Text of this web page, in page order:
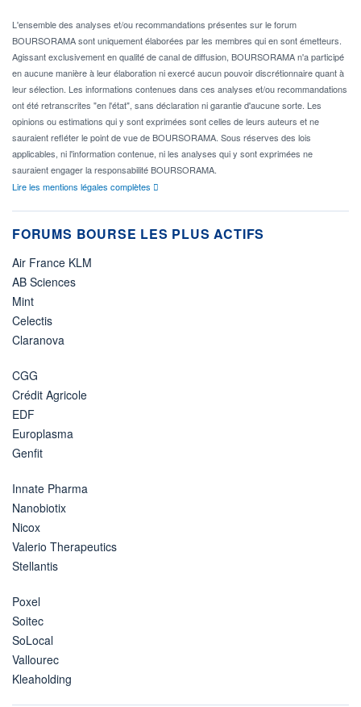
L'ensemble des analyses et/ou recommandations présentes sur le forum
BOURSORAMA sont uniquement élaborées par les membres qui en sont émetteurs.
Agissant exclusivement en qualité de canal de diffusion, BOURSORAMA n'a participé
en aucune manière à leur élaboration ni exercé aucun pouvoir discrétionnaire quant à
leur sélection. Les informations contenues dans ces analyses et/ou recommandations
ont été retranscrites "en l'état", sans déclaration ni garantie d'aucune sorte. Les
opinions ou estimations qui y sont exprimées sont celles de leurs auteurs et ne
sauraient refléter le point de vue de BOURSORAMA. Sous réserves des lois
applicables, ni l'information contenue, ni les analyses qui y sont exprimées ne
sauraient engager la responsabilité BOURSORAMA.
Lire les mentions légales complètes
FORUMS BOURSE LES PLUS ACTIFS
Air France KLM
AB Sciences
Mint
Celectis
Claranova
CGG
Crédit Agricole
EDF
Europlasma
Genfit
Innate Pharma
Nanobiotix
Nicox
Valerio Therapeutics
Stellantis
Poxel
Soitec
SoLocal
Vallourec
Kleaholding